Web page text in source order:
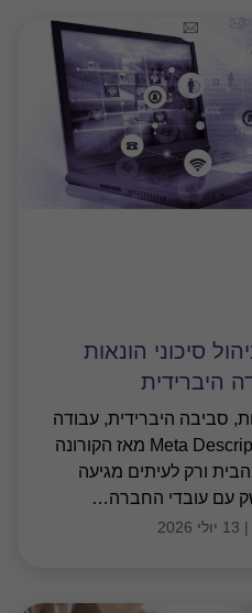
סיכוני הונאות
היברידית
סביבה היברידית, עבודה
מהבית, צוות המיחשוב Meta Description מאז הקורונה
ורק לעיתים מגיעה
עם עובדי החברה…
| 13 יולי 2026